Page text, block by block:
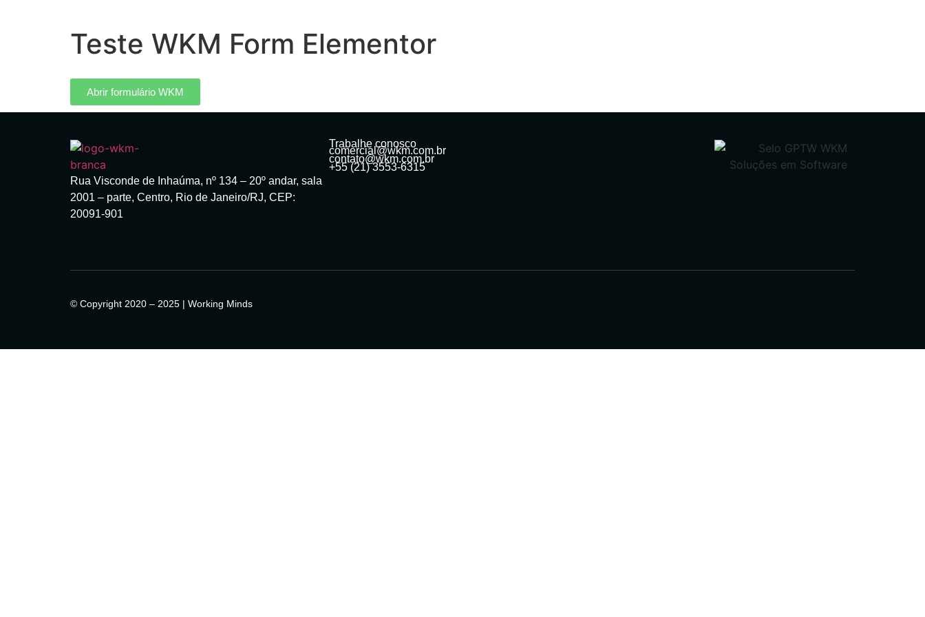
Teste WKM Form Elementor
Abrir formulário WKM
Rua Visconde de Inhaúma, nº 134 – 20º andar, sala
2001 – parte, Centro, Rio de Janeiro/RJ, CEP:
20091-901
Trabalhe conosco
comercial@wkm.com.br
contato@wkm.com.br
+55 (21) 3553-6315
© Copyright 2020 – 2025 | Working Minds